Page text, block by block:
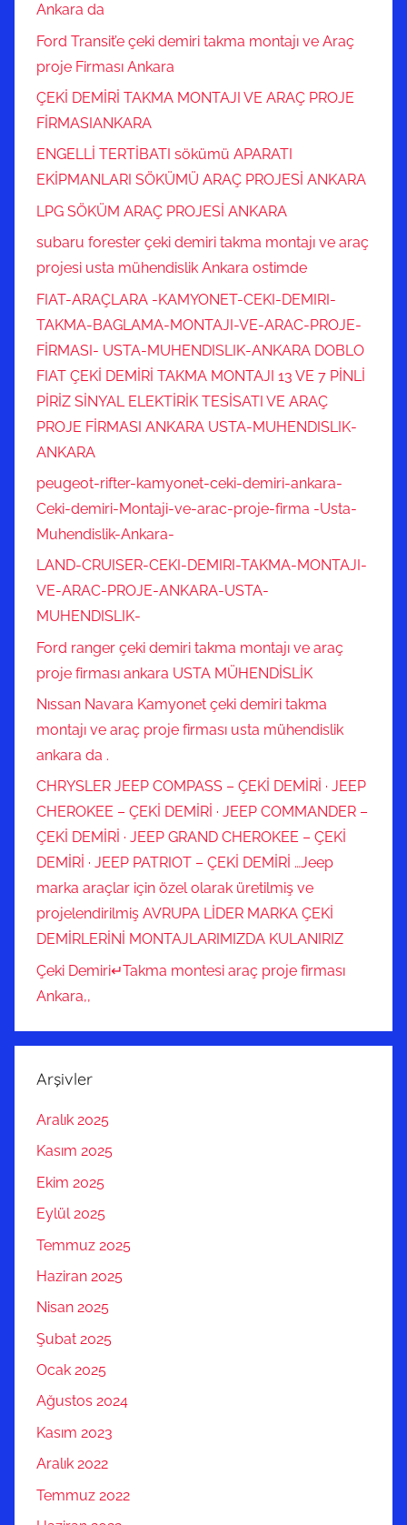
Ankara da
Ford Transit’e çeki demiri takma montajı ve Araç
proje Firması Ankara
ÇEKİ DEMİRİ TAKMA MONTAJI VE ARAÇ PROJE
FİRMASIANKARA
ENGELLİ TERTİBATI sökümü APARATI
EKİPMANLARI SÖKÜMÜ ARAÇ PROJESİ ANKARA
LPG SÖKÜM ARAÇ PROJESİ ANKARA
subaru forester çeki demiri takma montajı ve araç
projesi usta mühendislik Ankara ostimde
FIAT-ARAÇLARA -KAMYONET-CEKI-DEMIRI-
TAKMA-BAGLAMA-MONTAJI-VE-ARAC-PROJE-
FİRMASI- USTA-MUHENDISLIK-ANKARA DOBLO
FIAT ÇEKİ DEMİRİ TAKMA MONTAJI 13 VE 7 PİNLİ
PİRİZ SİNYAL ELEKTİRİK TESİSATI VE ARAÇ
PROJE FİRMASI ANKARA USTA-MUHENDISLIK-
ANKARA
peugeot-rifter-kamyonet-ceki-demiri-ankara-
Ceki-demiri-Montaji-ve-arac-proje-firma -Usta-
Muhendislik-Ankara-
LAND-CRUISER-CEKI-DEMIRI-TAKMA-MONTAJI-
VE-ARAC-PROJE-ANKARA-USTA-
MUHENDISLIK-
Ford ranger çeki demiri takma montajı ve araç
proje firması ankara USTA MÜHENDİSLİK
Nıssan Navara Kamyonet çeki demiri takma
montajı ve araç proje firması usta mühendislik
ankara da .
CHRYSLER JEEP COMPASS – ÇEKİ DEMİRİ · JEEP
CHEROKEE – ÇEKİ DEMİRİ · JEEP COMMANDER –
ÇEKİ DEMİRİ · JEEP GRAND CHEROKEE – ÇEKİ
DEMİRİ · JEEP PATRIOT – ÇEKİ DEMİRİ …Jeep
marka araçlar için özel olarak üretilmiş ve
projelendirilmiş AVRUPA LİDER MARKA ÇEKİ
DEMİRLERİNİ MONTAJLARIMIZDA KULANIRIZ
Çeki Demiri↵Takma montesi araç proje firması
Ankara,,
Arşivler
Aralık 2025
Kasım 2025
Ekim 2025
Eylül 2025
Temmuz 2025
Haziran 2025
Nisan 2025
Şubat 2025
Ocak 2025
Ağustos 2024
Kasım 2023
Aralık 2022
Temmuz 2022